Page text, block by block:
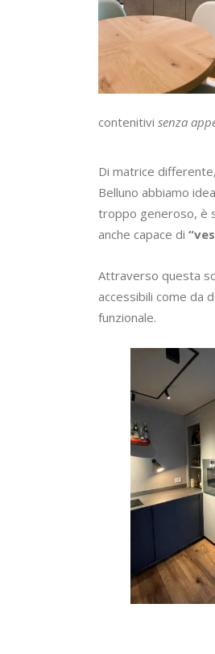
contenitivi senza
Di matrice
Belluno abbiamo
troppo generoso, è
anche capace di
Attraverso questa
accessibili come da
funzionale.